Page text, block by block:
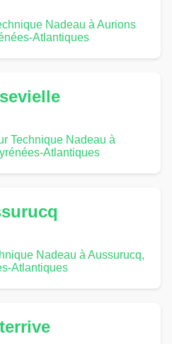
Nadeau à Aurions
Atlantiques
Technique Nadeau à
Atlantiques
Nadeau à Aussurucq,
Atlantiques